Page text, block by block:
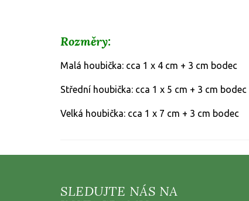
Rozměry:
Malá houbička: cca 1 x 4 cm + 3 cm bodec
Střední houbička: cca 1 x 5 cm + 3 cm bodec
Velká houbička: cca 1 x 7 cm + 3 cm bodec